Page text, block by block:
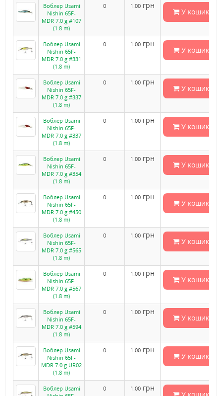
Воблер Usami
Nishin 65F-
MDR 7.0 g #107
(1.8 m)
0 1.00 грн
У кошик
Воблер Usami
Nishin 65F-
MDR 7.0 g #331
(1.8 m)
0 1.00 грн
У кошик
Воблер Usami
Nishin 65F-
MDR 7.0 g #337
(1.8 m)
0 1.00 грн
У кошик
Воблер Usami
Nishin 65F-
MDR 7.0 g #337
(1.8 m)
0 1.00 грн
У кошик
Воблер Usami
Nishin 65F-
MDR 7.0 g #354
(1.8 m)
0 1.00 грн
У кошик
Воблер Usami
Nishin 65F-
MDR 7.0 g #450
(1.8 m)
0 1.00 грн
У кошик
Воблер Usami
Nishin 65F-
MDR 7.0 g #565
(1.8 m)
0 1.00 грн
У кошик
Воблер Usami
Nishin 65F-
MDR 7.0 g #567
(1.8 m)
0 1.00 грн
У кошик
Воблер Usami
Nishin 65F-
MDR 7.0 g #594
(1.8 m)
0 1.00 грн
У кошик
Воблер Usami
Nishin 65F-
MDR 7.0 g UR02
(1.8 m)
0 1.00 грн
У кошик
Воблер Usami
0 1.00 грн